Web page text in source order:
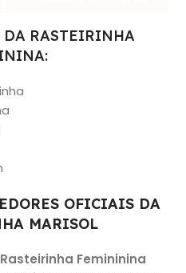
DA RASTEIRINHA
OFICIAIS DA
MARISOL
Femininina